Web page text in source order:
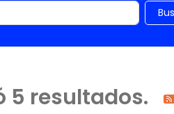
palabra clave
5 resultados.